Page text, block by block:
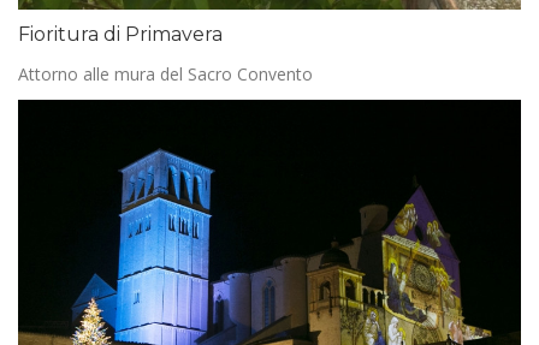
Fioritura di Primavera
Attorno alle mura del Sacro Convento